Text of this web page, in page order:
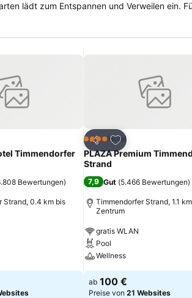
lädt zum Entspannen und Verweilen ein.
hinzufügen
Timmendorfer
Bewertungen)
Strand, 0.4 km bis
Teilen
Zu Favoriten
4 SterneHotel
PLAZA Premium
Strand
7,9 Gut (5.466 Bewertungen)
Timmendorfer Strand, 1.1
Zentrum
gratis WLAN
Pool
Wellness
ab 100 €
Preise von 21 Websites